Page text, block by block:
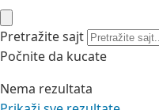
Pretražite sajt
Počnite da kucate
Nema rezultata